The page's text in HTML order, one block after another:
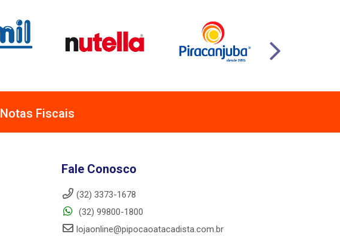
Notas Fiscais
Fale Conosco
(32) 3373-1678
(32) 99800-1800
lojaonline@pipocaoatacadista.com.br